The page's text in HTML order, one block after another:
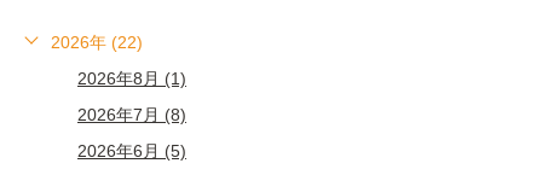
2026年 (22)
2026年8月 (1)
2026年7月 (8)
2026年6月 (5)